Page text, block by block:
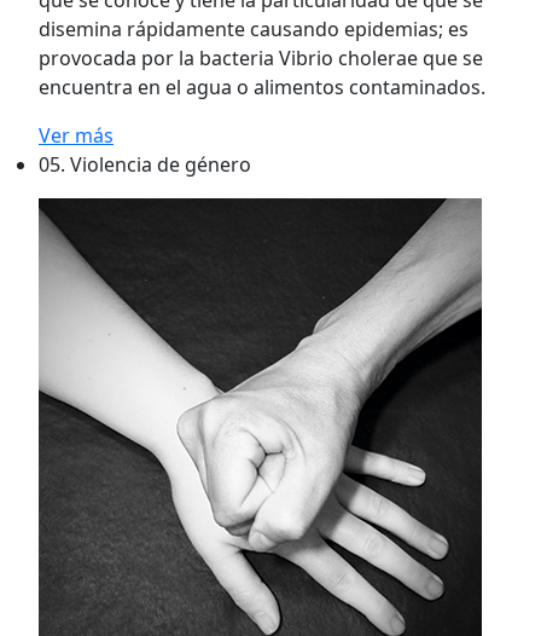
disemina rápidamente causando epidemias; es
provocada por la bacteria Vibrio cholerae que se
encuentra en el agua o alimentos contaminados.
Ver más
05. Violencia de género